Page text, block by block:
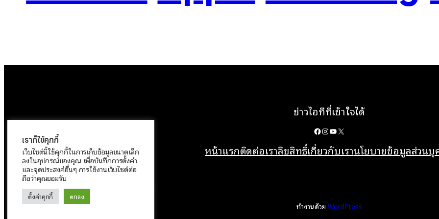
ข่าวไอทีที่เข้าใจได้
Facebook
Instagram
YouTube
X
หน้าแรกติดต่อเราลิขสิทธิ์เกี่ยวกับเรานโยบายข้อมูลส่วน
ทำงานด้วย WordPress
เราก็ใช้คุกกี้
เว็บไซต์นี้ใช้คุกกี้ในการเก็บข้อมูลขนาดเล็ก
ลงในอุปกรณ์ของคุณ เพื่อบันทึกการตั้งค่า
และจุดประสงค์อื่นๆ การใช้งานเว็บไซต์ต่อ
ถือว่าคุณยอมรับ
ตั้งค่าคุกกี้ ตกลง